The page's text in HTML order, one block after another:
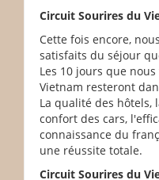
Circuit Sourires du
Cette fois encore,
satisfaits du séjour
Les 10 jours que
Vietnam resteront
La qualité des hôtels,
confort des cars,
connaissance du
une réussite totale.
Circuit Sourires du